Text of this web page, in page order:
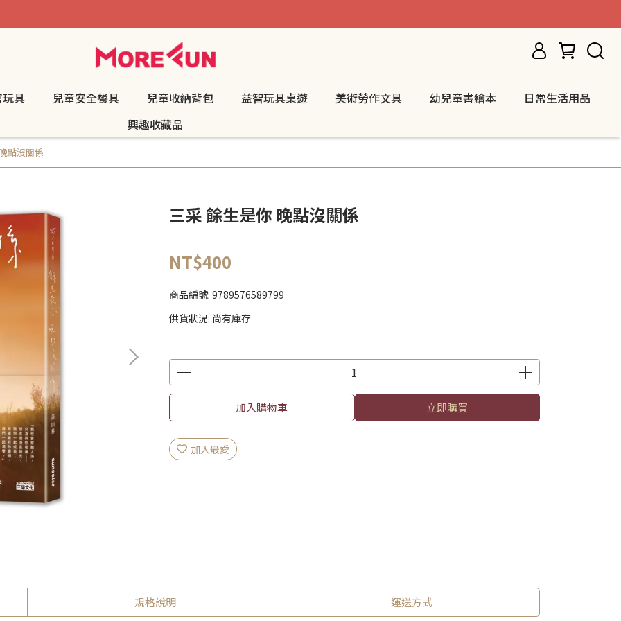
具 兒童安全餐具 兒童收納背包 益智玩具桌遊 美術勞作文具 幼兒童書繪本
日常生活用品
興趣收藏品
點沒關係
三采 餘生是你 晚點沒關係
NT$400
商品編號: 9789576589799
供貨狀況: 尚有庫存
加入購物車 立即購買
加入最愛
規格說明 運送方式